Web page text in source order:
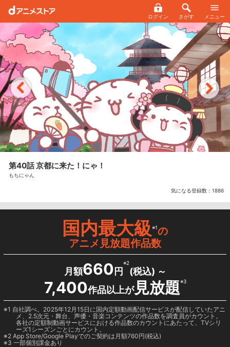
ログイン さがす メニュー
第40話 京都に来た！にゃ！
もちにゃん
気になる登録数： 1886
国内最大級※1の
アニメ見放題作品数
月額660 円
※2
(税込) ～
7,400作品以上が見放題※3
1 自社調べ。2025年12月15日に国内定額動画配信サービスが配信していたアニ
メ、2.5次元・舞台、声優・音楽コンテンツの作品数を調査員がカウント。
各社の定額制動画サービスにおける作品数のカウントにあたって、TVシリ
ーズ1シーズンごとにカウント。
2 App Store/Google Playでのご契約は月額760円(税込)
3 一部個別課金あり